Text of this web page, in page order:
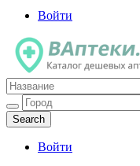
Войти
Каталог дешевых аптек
Войти